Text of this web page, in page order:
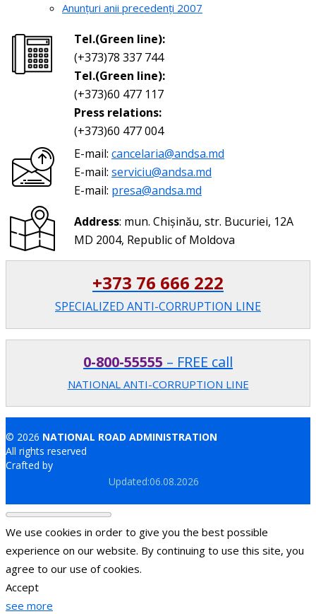
Anunțuri anii precedenți 2007
Tel.(Green line):
(+373)78 337 744
Tel.(Green line):
(+373)60 477 117
Press relations:
(+373)60 477 004
E-mail: cancelaria@andsa.md
E-mail: serviciu@andsa.md
E-mail: presa@andsa.md
Address: mun. Chișinău, str. Bucuriei, 12A
MD 2004, Republic of Moldova
+373 76 666 222
SPECIALIZED ANTI-CORRUPTION LINE
0-800-55555 – FREE call
NATIONAL ANTI-CORRUPTION LINE
© 2026 NATIONAL ROAD ADMINISTRATION
All rights reserved
Crafted by
Updated:06.08.2026
We use cookies in order to give you the best possible
experience on our website. By continuing to use this site, you
agree to our use of cookies.
Accept
see more